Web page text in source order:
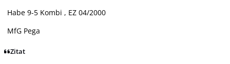
Habe 9-5 Kombi , EZ 04/2000
MfG Pega
Zitat